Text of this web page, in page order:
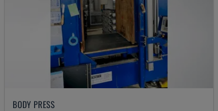
BODY PRESS